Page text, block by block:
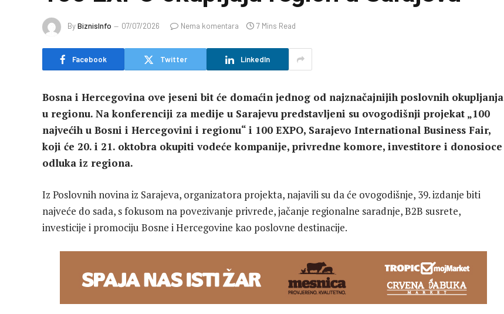
ByBiznisInfo 07/07/2026 Nema komentara 7 Mins Read
Facebook Twitter LinkedIn
Bosna i Hercegovina ove jeseni bit će domaćin jednog od najznačajnijih poslovnih okupljanja
u regionu. Na konferenciji za medije u Sarajevu predstavljeni su ovogodišnji projekat „100
najvećih u Bosni i Hercegovini i regionu“ i 100 EXPO, Sarajevo International Business Fair,
koji će 20. i 21. oktobra okupiti vodeće kompanije, privredne komore, investitore i donosioce
odluka iz regiona.
Iz Poslovnih novina iz Sarajeva, organizatora projekta, najavili su da će ovogodišnje, 39. izdanje biti
najveće do sada, s fokusom na povezivanje privrede, jačanje regionalne saradnje, B2B susrete,
investicije i promociju Bosne i Hercegovine kao poslovne destinacije.